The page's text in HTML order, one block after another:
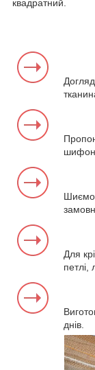
квадратний.
Шиємо
Для
петлі,
днів.